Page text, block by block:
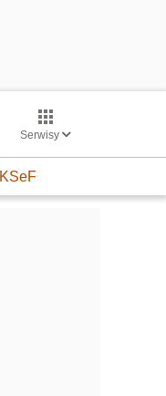
Serwisy
KSeF